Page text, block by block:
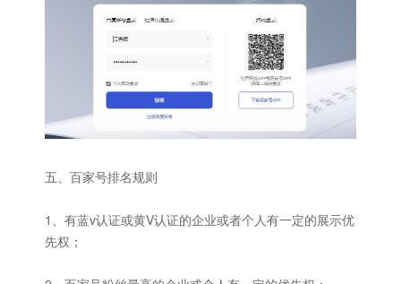
五、百家号排名规则
1、有蓝v认证或黄V认证的企业或者个人有一定的展示优
先权；